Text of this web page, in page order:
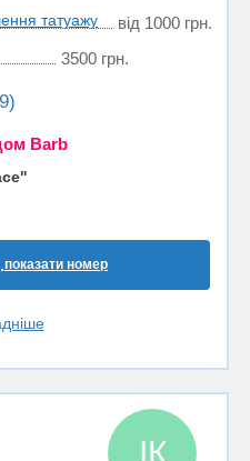
татуажу
від 1000 грн.
3500 грн.
Barb
показати номер
ІК